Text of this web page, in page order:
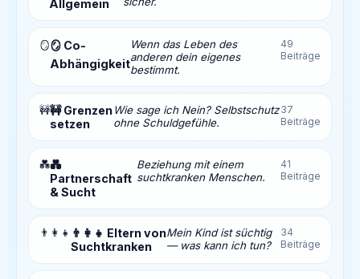
Allgemein
🪞🪞 Co-
Abhängigkeit
Wenn das Leben des
anderen dein eigenes
bestimmt.
49
Beiträge
🚧🚧 Grenzen
setzen
Wie sage ich Nein? Selbstschutz
ohne Schuldgefühle.
37
Beiträge
💑💑
Partnerschaft
& Sucht
Beziehung mit einem
suchtkranken Menschen.
41
Beiträge
👨‍👩‍👧 👨‍👩‍👧 Eltern von
Suchtkranken
Mein Kind ist süchtig
— was kann ich tun?
34
Beiträge